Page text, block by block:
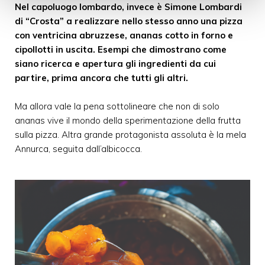
Nel capoluogo lombardo, invece è Simone Lombardi
di “Crosta” a realizzare nello stesso anno una pizza
con ventricina abruzzese, ananas cotto in forno e
cipollotti in uscita. Esempi che dimostrano come
siano ricerca e apertura gli ingredienti da cui
partire, prima ancora che tutti gli altri.
Ma allora vale la pena sottolineare che non di solo
ananas vive il mondo della sperimentazione della frutta
sulla pizza. Altra grande protagonista assoluta è la mela
Annurca, seguita dall’albicocca.